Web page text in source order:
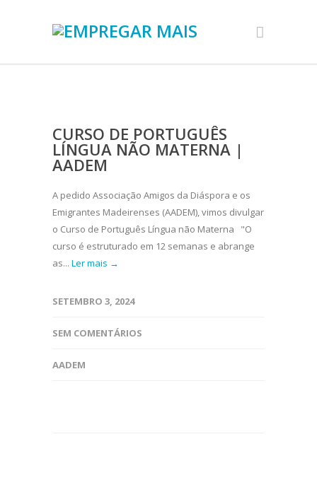
CURSO DE PORTUGUÊS
LÍNGUA NÃO MATERNA |
AADEM
A pedido Associação Amigos da Diáspora e os
Emigrantes Madeirenses (AADEM), vimos divulgar
o Curso de Português Língua não Materna "O
curso é estruturado em 12 semanas e abrange
as... Ler mais →
SETEMBRO 3, 2024
SEM COMENTÁRIOS
AADEM